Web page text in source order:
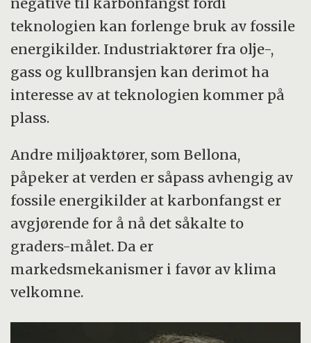
teknologien kan forlenge bruk av fossile
energikilder. Industriaktører fra olje-,
gass og kullbransjen kan derimot ha
interesse av at teknologien kommer på
plass.
Andre miljøaktører, som Bellona,
påpeker at verden er såpass avhengig av
fossile energikilder at karbonfangst er
avgjørende for å nå det såkalte to
graders-målet. Da er
markedsmekanismer i favør av klima
velkomne.